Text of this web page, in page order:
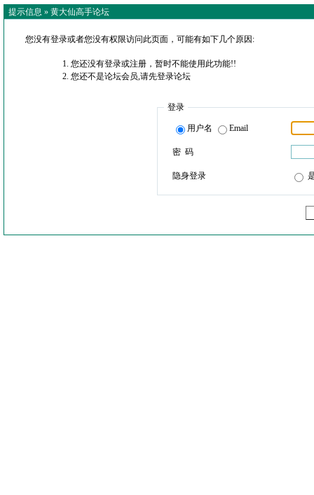
提示信息 » 黄大仙高手论坛
您没有登录或者您没有权限访问此页面，可能有如下几个原因:
您还没有登录或注册，暂时不能使用此功能!!
您还不是论坛会员,请先登录论坛
登录
用户名 Email
密 码
隐身登录